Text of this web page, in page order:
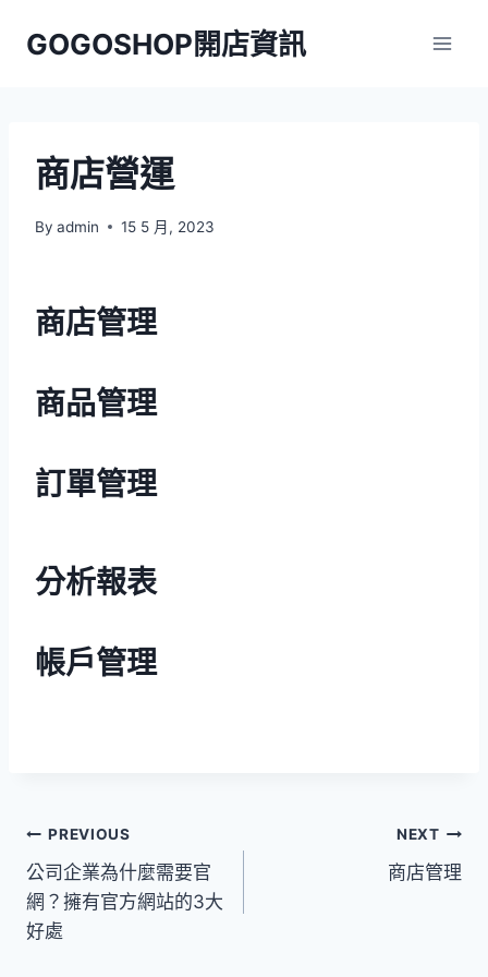
GOGOSHOP開店資訊
商店營運
By admin 15 5 月, 2023
商店管理
商品管理
訂單管理
分析報表
帳戶管理
文
章
導
PREVIOUS
公司企業為什麼需要官
網？擁有官方網站的3大
好處
NEXT
商店管理